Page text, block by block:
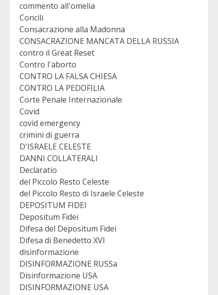
commento all'omelia
Concili
Consacrazione alla Madonna
CONSACRAZIONE MANCATA DELLA RUSSIA
contro il Great Reset
Contro l'aborto
CONTRO LA FALSA CHIESA
CONTRO LA PEDOFILIA
Corte Penale Internazionale
Covid
covid emergency
crimini di guerra
D'ISRAELE CELESTE
DANNI COLLATERALI
Declaratio
del Piccolo Resto Celeste
del Piccolo Resto di Israele Celeste
DEPOSITUM FIDEI
Depositum Fidei
Difesa del Depositum Fidei
Difesa di Benedetto XVI
disinformazione
DISINFORMAZIONE RUSSa
Disinformazione USA
DISINFORMAZIONE USA